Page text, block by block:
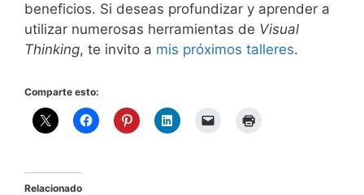
beneficios. Si deseas profundizar y aprender a
utilizar numerosas herramientas de Visual
Thinking, te invito a mis próximos talleres.
Comparte esto:
Relacionado